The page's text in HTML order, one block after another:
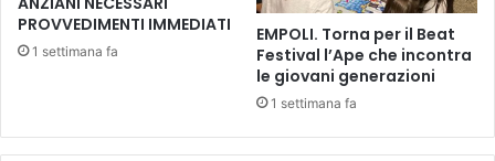
L
A
I
i
n
r
PROVVEDIMENTI IMMEDIATI
1 settimana fa
EMPOLI. Torna per il Beat
Festival l’Ape che incontra
le giovani generazioni
1 settimana fa